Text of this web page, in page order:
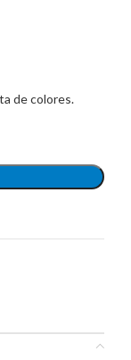
de colores.